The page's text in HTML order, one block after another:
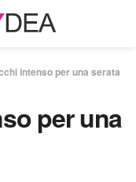
intenso per una serata
per una